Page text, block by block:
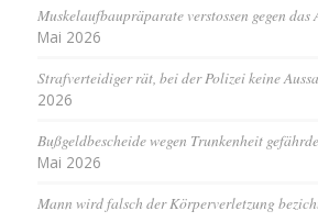
Muskelaufbaupräparate verstossen gegen das
Mai 2026
Strafverteidiger rät, bei der Polizei keine
2026
Bußgeldbescheide wegen Trunkenheit
Mai 2026
Mann wird falsch der Körperverletzung